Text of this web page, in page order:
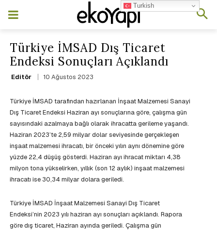
Türkiye İMSAD Dış Ticaret
Endeksi Sonuçları Açıklandı
Editör 10 Ağustos 2023
Türkiye İMSAD tarafından hazırlanan İnşaat Malzemesi Sanayi
Dış Ticaret Endeksi Haziran ayı sonuçlarına göre, çalışma gün
sayısındaki azalmaya bağlı olarak ihracatta gerileme yaşandı.
Haziran 2023’te 2,59 milyar dolar seviyesinde gerçekleşen
inşaat malzemesi ihracatı, bir önceki yılın aynı dönemine göre
yüzde 22,4 düşüş gösterdi. Haziran ayı ihracat miktarı 4,38
milyon tona yükselirken, yıllık (son 12 aylık) inşaat malzemesi
ihracatı ise 30,34 milyar dolara geriledi.
Türkiye İMSAD İnşaat Malzemesi Sanayi Dış Ticaret
Endeksi’nin 2023 yılı haziran ayı sonuçları açıklandı. Rapora
göre dış ticaret, Haziran ayında geriledi. Çalışma gün
Turkish